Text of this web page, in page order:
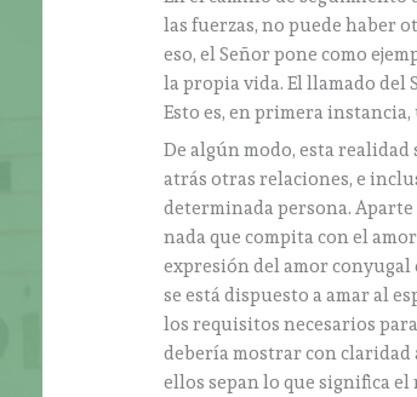
las fuerzas, no puede haber
eso, el Señor pone como
la propia vida. El llamado del
Esto es, en primera
De algún modo, esta realidad
atrás otras relaciones, e
determinada persona.
nada que compita con el
expresión del amor
se está dispuesto a amar al
los requisitos necesarios
debería mostrar con claridad
ellos sepan lo que significa